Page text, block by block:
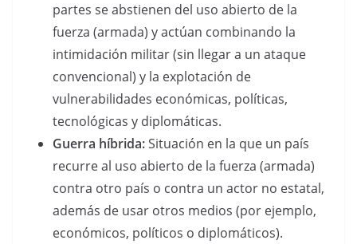
partes se abstienen del uso abierto de la
fuerza (armada) y actúan combinando la
intimidación militar (sin llegar a un ataque
convencional) y la explotación de
vulnerabilidades económicas, políticas,
tecnológicas y diplomáticas.
Guerra híbrida:Situación en la que un país
recurre al uso abierto de la fuerza (armada)
contra otro país o contra un actor no estatal,
además de usar otros medios (por ejemplo,
económicos, políticos o diplomáticos).